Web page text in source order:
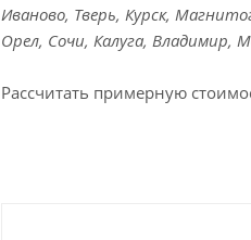
Иваново, Тверь, Курск,
Орел, Сочи, Калуга, Владимир,
Рассчитать примерную